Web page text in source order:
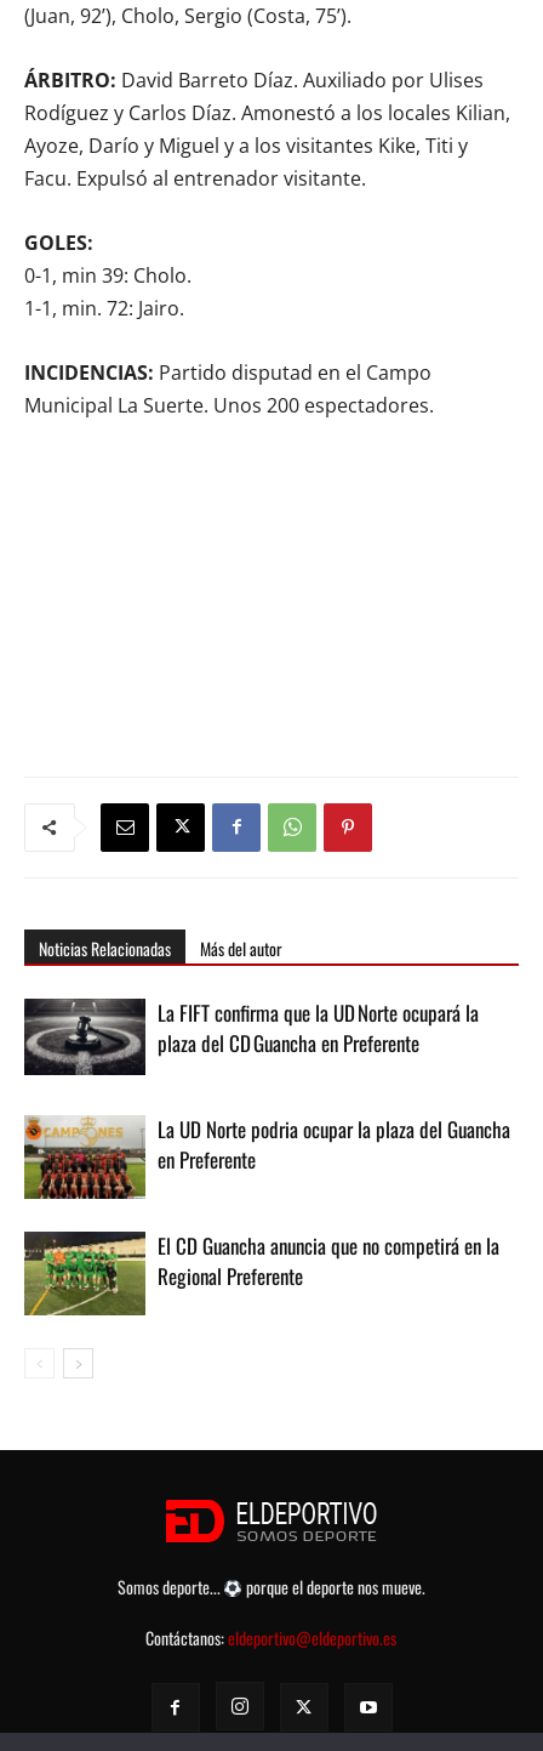
(Juan, 92’), Cholo, Sergio (Costa, 75’).
ÁRBITRO: David Barreto Díaz. Auxiliado por Ulises
Rodíguez y Carlos Díaz. Amonestó a los locales Kilian,
Ayoze, Darío y Miguel y a los visitantes Kike, Titi y
Facu. Expulsó al entrenador visitante.
GOLES:
0-1, min 39: Cholo.
1-1, min. 72: Jairo.
INCIDENCIAS: Partido disputad en el Campo
Municipal La Suerte. Unos 200 espectadores.
Noticias Relacionadas Más del autor
La FIFT confirma que la UD Norte ocupará la
plaza del CD Guancha en Preferente
La UD Norte podria ocupar la plaza del Guancha
en Preferente
El CD Guancha anuncia que no competirá en la
Regional Preferente
Somos deporte...
porque el deporte nos mueve.
Contáctanos:eldeportivo@eldeportivo.es